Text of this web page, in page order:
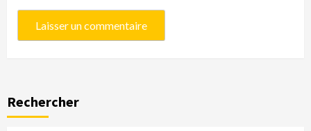
Rechercher